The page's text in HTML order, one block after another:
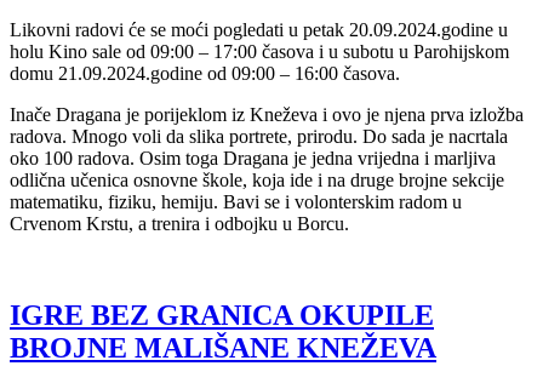
Likovni radovi će se moći pogledati u petak 20.09.2024.godine u
holu Kino sale od 09:00 – 17:00 časova i u subotu u Parohijskom
domu 21.09.2024.godine od 09:00 – 16:00 časova.
Inače Dragana je porijeklom iz Kneževa i ovo je njena prva izložba
radova. Mnogo voli da slika portrete, prirodu. Do sada je nacrtala
oko 100 radova. Osim toga Dragana je jedna vrijedna i marljiva
odlična učenica osnovne škole, koja ide i na druge brojne sekcije
matematiku, fiziku, hemiju. Bavi se i volonterskim radom u
Crvenom Krstu, a trenira i odbojku u Borcu.
IGRE BEZ GRANICA OKUPILE
BROJNE MALIŠANE KNEŽEVA